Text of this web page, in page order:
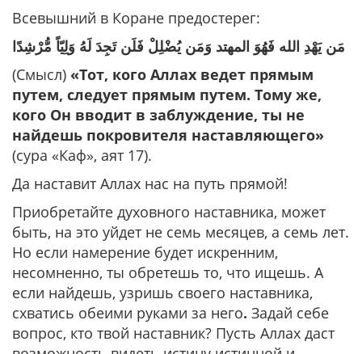
Всевышний в Коране предостерег:
مَن يَهْدِ الله فَهُوَ المهتد وَمَن يُضْلِلْ فَلَن تَجِدَ لَهُ وَلِيّاً مُّرْشِدًا
(Смысл) «Тот, кого Аллах ведет прямым
путем, следует прямым путем. Тому же,
кого Он вводит в заблуждение, ты не
найдешь покровителя наставляющего»
(сура «Каф», аят 17).
Да наставит Аллах нас на путь прямой!
Приобретайте духовного наставника, может
быть, на это уйдет не семь месяцев, а семь лет.
Но если намерение будет искренним,
несомненно, ты обретешь то, что ищешь. А
если найдешь, узришь своего наставника,
схватись обеими руками за него. Задай себе
вопрос, кто твой наставник? Пусть Аллах даст